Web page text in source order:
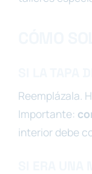
Reemplázala.
Importante:
interior debe